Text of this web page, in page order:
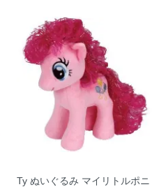
Ty ぬいぐるみ マイリトルポニ